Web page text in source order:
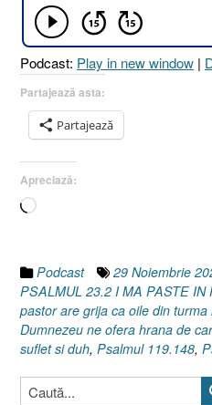
ÎN
PĂȘUNI
VERZI
29
Noiembrie
2024”
Podcast: Play in new window |
Partajează asta:
Partajează
Apreciază:
Încarc...
Podcast 29 Noiembrie
PSALMUL 23.2 I MA PASTE IN
pastor are grija ca oile din
Dumnezeu ne ofera hrana de
suflet si duh, Psalmul 119.148,